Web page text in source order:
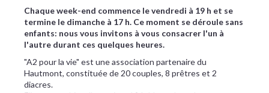
Chaque week-end commence le vendredi à 19 h et se
termine le dimanche à 17 h. Ce moment se déroule sans
enfants: nous vous invitons à vous consacrer l'un à
l'autre durant ces quelques heures.
"A2 pour la vie" est une association partenaire du
Hautmont, constituée de 20 couples, 8 prêtres et 2
diacres.